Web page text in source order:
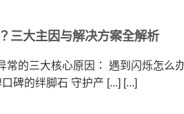
三大主因与解决方案全解析
常的三大核心原因： 遇到闪烁怎么
碑的绊脚石 守护产 [...] [...]